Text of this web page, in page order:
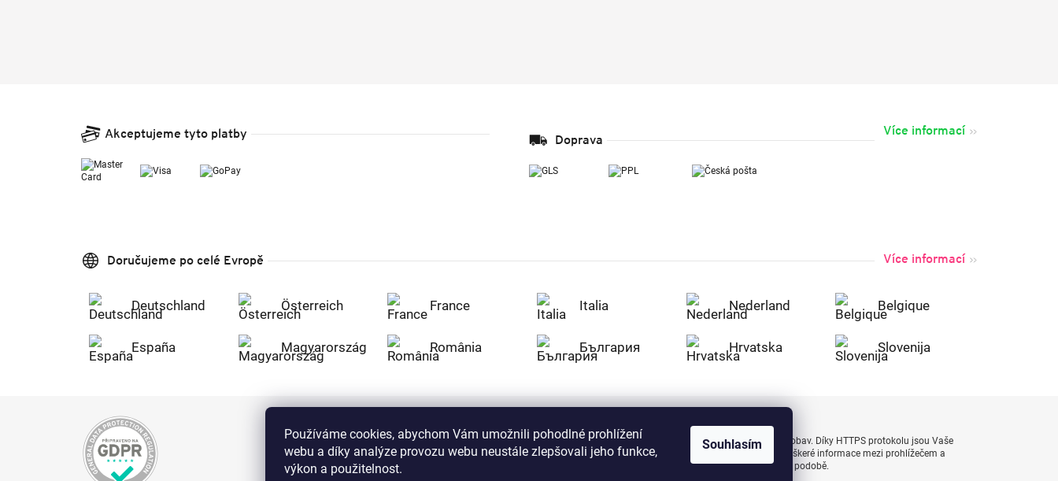
Používáme cookies, abychom Vám umožnili pohodlné prohlížení
webu a díky analýze provozu webu neustále zlepšovali jeho funkce,
výkon a použitelnost.
Souhlasím
Akceptujeme tyto platby Doprava
Více informací
Doručujeme po celé Evropě Více informací
Deutschland Österreich France Italia Nederland Belgique
España Magyarország România България Hrvatska Slovenija
Nakupujte na Zuty bezpečně a bez obav. Díky HTTPS protokolu jsou Vaše
citlivá data v naprostém bezpečí, veškeré informace mezi prohlížečem a
serverem se přenášejí v zašifrované podobě.